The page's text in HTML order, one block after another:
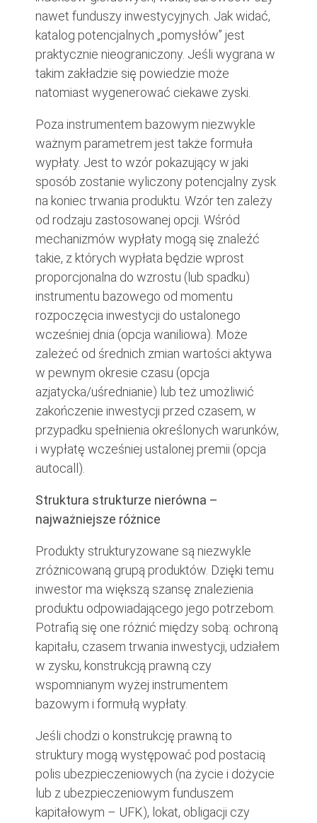
nawet funduszy inwestycyjnych. Jak widać,
katalog potencjalnych „pomysłów” jest
praktycznie nieograniczony. Jeśli wygrana w
takim zakładzie się powiedzie może
natomiast wygenerować ciekawe zyski.
Poza instrumentem bazowym niezwykle
ważnym parametrem jest także formuła
wypłaty. Jest to wzór pokazujący w jaki
sposób zostanie wyliczony potencjalny zysk
na koniec trwania produktu. Wzór ten zależy
od rodzaju zastosowanej opcji. Wśród
mechanizmów wypłaty mogą się znaleźć
takie, z których wypłata będzie wprost
proporcjonalna do wzrostu (lub spadku)
instrumentu bazowego od momentu
rozpoczęcia inwestycji do ustalonego
wcześniej dnia (opcja waniliowa). Może
zależeć od średnich zmian wartości aktywa
w pewnym okresie czasu (opcja
azjatycka/uśrednianie) lub też umożliwić
zakończenie inwestycji przed czasem, w
przypadku spełnienia określonych warunków,
i wypłatę wcześniej ustalonej premii (opcja
autocall).
Struktura strukturze nierówna –
najważniejsze różnice
Produkty strukturyzowane są niezwykle
zróżnicowaną grupą produktów. Dzięki temu
inwestor ma większą szansę znalezienia
produktu odpowiadającego jego potrzebom.
Potrafią się one różnić między sobą: ochroną
kapitału, czasem trwania inwestycji, udziałem
w zysku, konstrukcją prawną czy
wspomnianym wyżej instrumentem
bazowym i formułą wypłaty.
Jeśli chodzi o konstrukcję prawną to
struktury mogą występować pod postacią
polis ubezpieczeniowych (na życie i dożycie
lub z ubezpieczeniowym funduszem
kapitałowym – UFK), lokat, obligacji czy